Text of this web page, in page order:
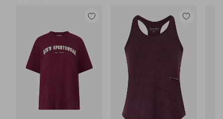
Legg
Legg
favoritter